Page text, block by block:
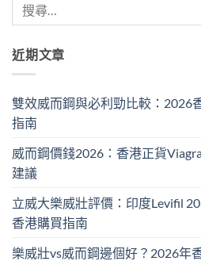
近期文章
雙效威而鋼與必利勁比較：2026
指南
威而鋼價錢2026：香港正貨
建議
立威大樂威壯評價：印度Levifil
香港購買指南
樂威壯vs威而鋼邊個好？2026年